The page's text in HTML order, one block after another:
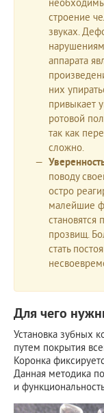
строение
звуках.
аппарата
них
привыкает
ротовой
так как
сложно.
поводу
остро
малейшие
прозвищ.
стать
Для чего
Установка зубных
путем покрытия
Коронка
Данная методика
и